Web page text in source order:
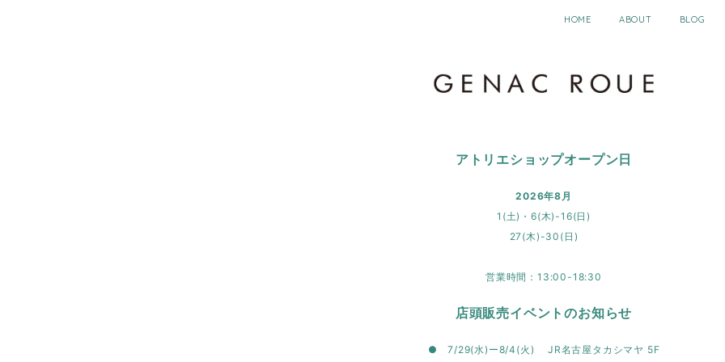
HOME ABOUT BLOG
アトリエショップオープン日
2026年8月
1(土)・6(木)-16(日)
27(木)-30(日)
営業時間：13:00-18:30
店頭販売イベントのお知らせ
● 7/29(水)ー8/4(火) JR名古屋タカシマヤ 5F